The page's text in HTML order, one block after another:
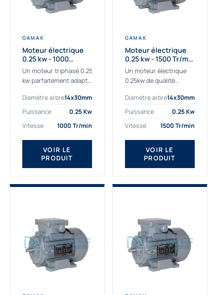
GAMAK
Moteur électrique
0.25 kw - 1000
Tr/min - 230/400V -
IE2
Un moteur triphasé 0.25
kw parfaitement adapté
sévères. Notre
important stock de
permet de livrer
rapidement tous types
de moteurs.
Ce moteur...
Diamètre arbre14x30mm
Puissance
0.25 Kw
Vitesse
1000 Tr/min
VOIR LE
PRODUIT
GAMAK
Moteur électrique
0.25 kw - 1500 Tr/min
- 230/400V - IE2
Un moteur électrique
0.25kw de qualité
professionnels. Notre
gamme de moteurs
sélectionné pour la très
haute...
Diamètre arbre14x30mm
Puissance
0.25 Kw
Vitesse
1500 Tr/min
VOIR LE
PRODUIT